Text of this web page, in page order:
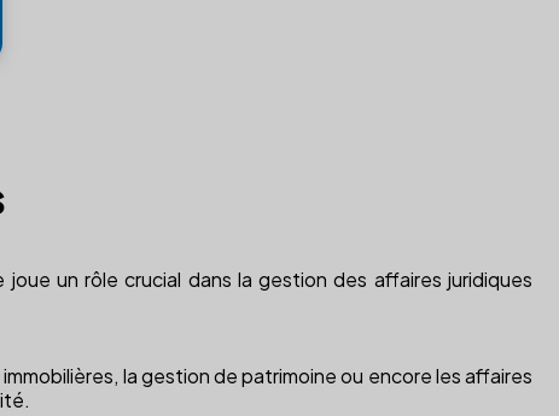
un rôle crucial dans la gestion des affaires juridiques
la gestion de patrimoine ou encore les affaires